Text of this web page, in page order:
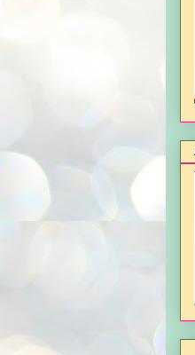
Animal Bambi 3D,